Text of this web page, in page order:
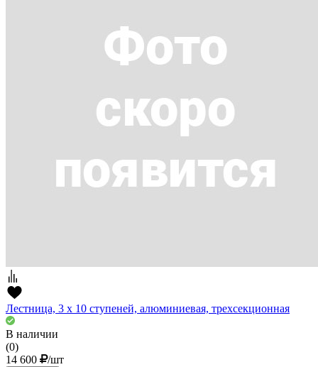
Лестница, 3 х 10 ступеней, алюминиевая, трехсекционная
В наличии
(0)
14 600
/шт